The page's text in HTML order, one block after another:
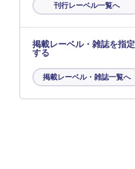
刊行レーベル一覧へ
掲載レーベル・雑誌を指定
する
掲載レーベル・雑誌一覧へ